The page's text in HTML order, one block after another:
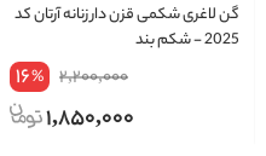
گن لاغری شکمی قزن دار زنانه آرتان کد
2025 - شکم بند
2,200,000
16%
1,850,000